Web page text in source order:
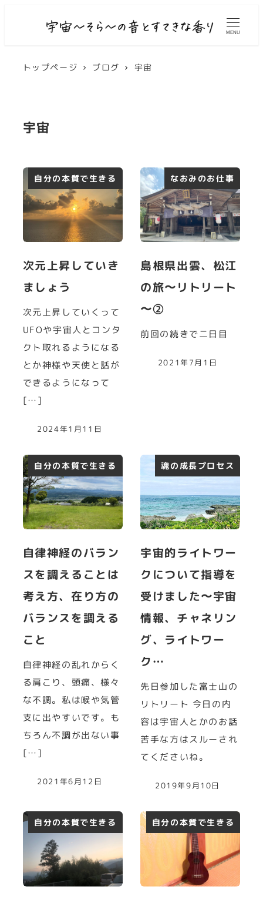
MENU
トップページ ブログ 宇宙
宇宙
自分の本質で生きる
次元上昇していき
ましょう
次元上昇していくって
UFOや宇宙人とコンタ
クト取れるようになる
とか神様や天使と話が
できるようになって
[…]
2024年1月11日
なおみのお仕事
島根県出雲、松江
の旅〜リトリート
〜②
前回の続きで二日目
2021年7月1日
自分の本質で生きる
自律神経のバラン
スを調えることは
考え方、在り方の
バランスを調える
こと
自律神経の乱れからく
る肩こり、頭痛、様々
な不調。私は喉や気管
支に出やすいです。も
ちろん不調が出ない事
[…]
2021年6月12日
魂の成長プロセス
宇宙的ライトワー
クについて指導を
受けました〜宇宙
情報、チャネリン
グ、ライトワー
ク…
先日参加した富士山の
リトリート 今日の内
容は宇宙人とかのお話
苦手な方はスルーされ
てくださいね。
2019年9月10日
自分の本質で生きる 自分の本質で生きる